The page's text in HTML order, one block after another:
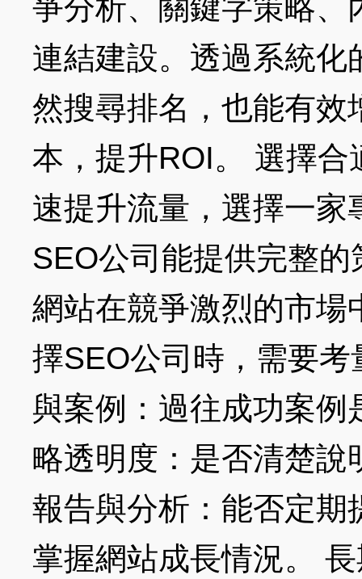
爭分析、關鍵字策略、
連結建設。透過系統化
然搜尋排名，也能有效
本，提升ROI。 選擇
速提升流量，選擇一家
SEO公司能提供完整
網站在競爭激烈的市場
擇SEO公司時，需要
與案例：過往成功案例
略透明度：是否清楚說
報告與分析：能否定期
掌握網站成長情況。